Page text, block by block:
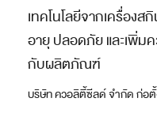
เทคโนโลยีจากเครื่อง
อายุ ปลอดภัย และเพิ่ม
กับผลิตภัณฑ์
บริษัท ควอลิตี้ซีลด์ จำกัด ก่อตั้